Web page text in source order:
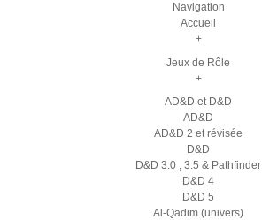
Navigation
Accueil
+
Jeux de Rôle
+
AD&D et D&D
AD&D
AD&D 2 et révisée
D&D
D&D 3.0 , 3.5 & Pathfinder
D&D 4
D&D 5
Al-Qadim (univers)